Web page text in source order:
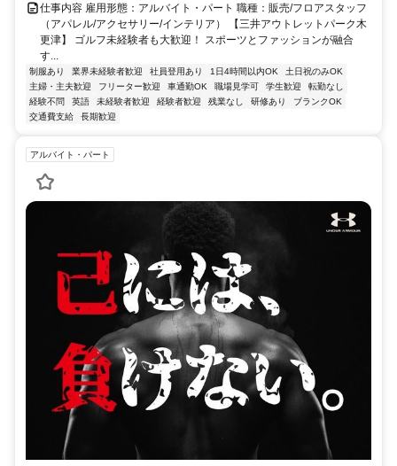
仕事内容 雇用形態：アルバイト・パート 職種：販売/フロアスタッフ
（アパレル/アクセサリー/インテリア） 【三井アウトレットパーク木
更津】 ゴルフ未経験者も大歓迎！ スポーツとファッションが融合
す...
制服あり 業界未経験者歓迎 社員登用あり 1日4時間以内OK
土日祝のみOK
主婦・主夫歓迎
フリーター歓迎 車通勤OK 職場見学可 学生歓迎
転勤なし
経験不問
英語 未経験者歓迎 経験者歓迎 残業なし 研修あり
ブランクOK
交通費支給
長期歓迎
アルバイト・パート